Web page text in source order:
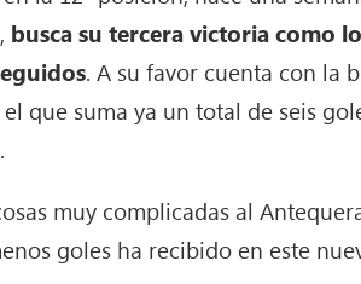
busca su tercera victoria como
. A su favor cuenta con la
que suma ya un total de seis
muy complicadas al
goles ha recibido en este